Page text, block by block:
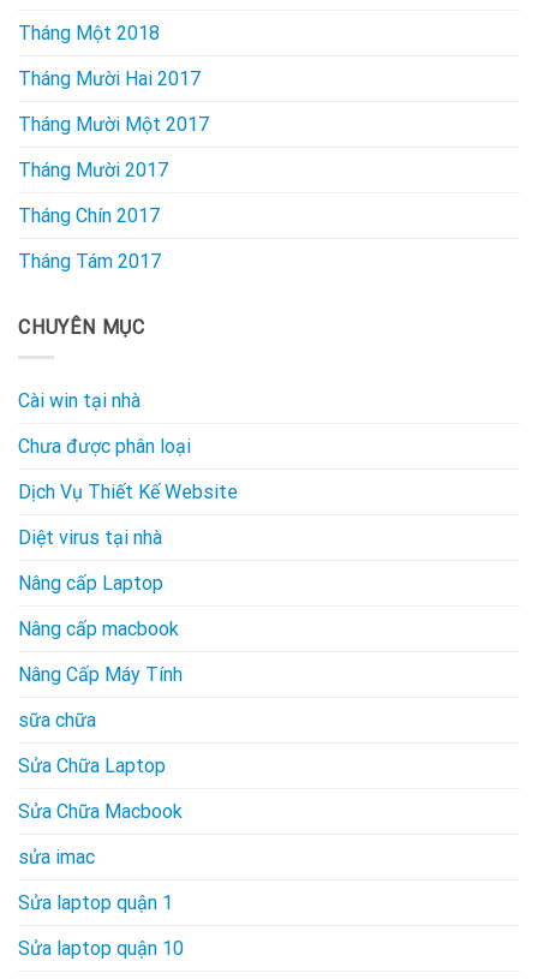
Tháng Một 2018
Tháng Mười Hai 2017
Tháng Mười Một 2017
Tháng Mười 2017
Tháng Chín 2017
Tháng Tám 2017
CHUYÊN MỤC
Cài win tại nhà
Chưa được phân loại
Dịch Vụ Thiết Kế Website
Diệt virus tại nhà
Nâng cấp Laptop
Nâng cấp macbook
Nâng Cấp Máy Tính
sữa chữa
Sửa Chữa Laptop
Sửa Chữa Macbook
sửa imac
Sửa laptop quận 1
Sửa laptop quận 10